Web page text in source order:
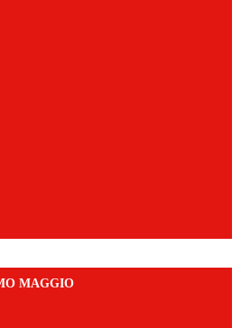
MAGGIO